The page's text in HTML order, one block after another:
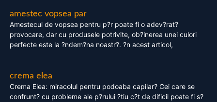
amestec vopsea par
Amestecul de vopsea pentru p?r poate fi o adev?rat?
provocare, dar cu produsele potrivite, ob?inerea unei culori
perfecte este la ?ndem?na noastr?. ?n acest articol,
crema elea
Crema Elea: miracolul pentru podoaba capilar? Cei care se
confrunt? cu probleme ale p?rului ?tiu c?t de dificil poate fi s?